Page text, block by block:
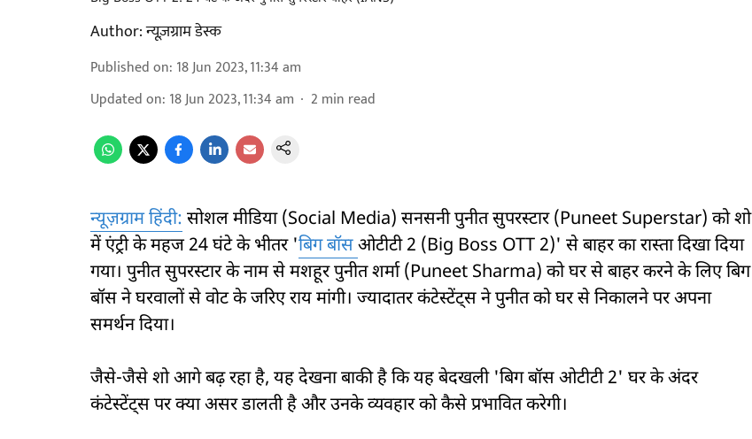
Author:न्यूज़ग्राम डेस्क
Published on: 18 Jun 2023, 11:34 am
Updated on: 18 Jun 2023, 11:34 am 2 min read
न्यूज़ग्राम हिंदी: सोशल मीडिया (Social Media) सनसनी पुनीत सुपरस्टार (Puneet Superstar) को शो
में एंट्री के महज 24 घंटे के भीतर 'बिग बॉसओटीटी 2 (Big Boss OTT 2)' से बाहर का रास्ता दिखा दिया
गया। पुनीत सुपरस्टार के नाम से मशहूर पुनीत शर्मा (Puneet Sharma) को घर से बाहर करने के लिए बिग
बॉस ने घरवालों से वोट के जरिए राय मांगी। ज्यादातर कंटेस्टेंट्स ने पुनीत को घर से निकालने पर अपना
समर्थन दिया।
जैसे-जैसे शो आगे बढ़ रहा है, यह देखना बाकी है कि यह बेदखली 'बिग बॉस ओटीटी 2' घर के अंदर
कंटेस्टेंट्स पर क्या असर डालती है और उनके व्यवहार को कैसे प्रभावित करेगी।